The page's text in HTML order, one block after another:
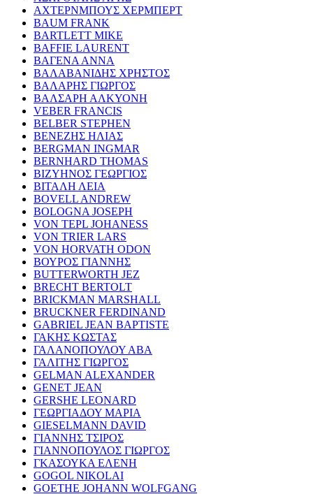
ΑΧΤΕΡΝΜΠΟΥΣ ΧΕΡΜΠΕΡΤ
BAUM FRANK
BARTLETT MIKE
BAFFIE LAURENT
ΒΑΓΕΝΑ ΑΝΝΑ
ΒΑΛΑΒΑΝΙΔΗΣ ΧΡΗΣΤΟΣ
ΒΑΛΑΡΗΣ ΓΙΩΡΓΟΣ
ΒΑΛΣΑΡΗ ΑΛΚΥΟΝΗ
VEBER FRANCIS
BELBER STEPHEN
ΒΕΝΕΖΗΣ ΗΛΙΑΣ
BERGMAN INGMAR
BERNHARD THOMAS
ΒΙΖΥΗΝΟΣ ΓΕΩΡΓΙΟΣ
ΒΙΤΑΛΗ ΛΕΙΑ
BOVELL ANDREW
BOLOGNA JOSEPH
VON TEPL JOHANESS
VON TRIER LARS
VON HORVATH ODON
ΒΟΥΡΟΣ ΓΙΑΝΝΗΣ
BUTTERWORTH JEZ
BRECHT BERTOLT
BRICKMAN MARSHALL
BRUCKNER FERDINAND
GABRIEL JEAN BAPTISTE
ΓΑΚΗΣ ΚΩΣΤΑΣ
ΓΑΛΑΝΟΠΟΥΛΟΥ ΑΒΑ
ΓΑΛΙΤΗΣ ΓΙΩΡΓΟΣ
GELMAN ALEXANDER
GENET JEAN
GERSHE LEONARD
ΓΕΩΡΓΙΑΔΟΥ ΜΑΡΙΑ
GIESELMANN DAVID
ΓΙΑΝΝΗΣ ΤΣΙΡΟΣ
ΓΙΑΝΝΟΠΟΥΛΟΣ ΓΙΩΡΓΟΣ
ΓΚΑΣΟΥΚΑ ΕΛΕΝΗ
GOGOL NIKOLAI
GOETHE JOHANN WOLFGANG